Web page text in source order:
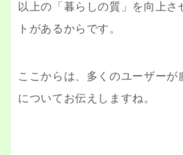
以上の「暮らしの質」を向上さ
トがあるからです。
ここからは、多くのユーザーが
についてお伝えしますね。